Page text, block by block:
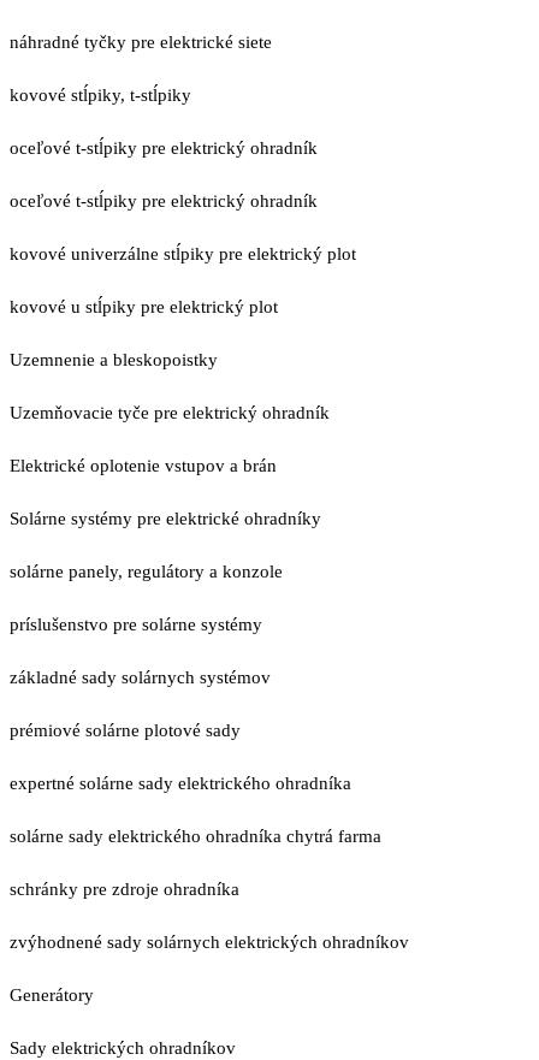
náhradné tyčky pre elektrické siete
kovové stĺpiky, t-stĺpiky
oceľové t-stĺpiky pre elektrický ohradník
oceľové t-stĺpiky pre elektrický ohradník
kovové univerzálne stĺpiky pre elektrický plot
kovové u stĺpiky pre elektrický plot
Uzemnenie a bleskopoistky
Uzemňovacie tyče pre elektrický ohradník
Elektrické oplotenie vstupov a brán
Solárne systémy pre elektrické ohradníky
solárne panely, regulátory a konzole
príslušenstvo pre solárne systémy
základné sady solárnych systémov
prémiové solárne plotové sady
expertné solárne sady elektrického ohradníka
solárne sady elektrického ohradníka chytrá farma
schránky pre zdroje ohradníka
zvýhodnené sady solárnych elektrických ohradníkov
Generátory
Sady elektrických ohradníkov